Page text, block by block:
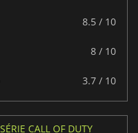
8.5 / 10
8 / 10
3.7 / 10
CALL OF DUTY